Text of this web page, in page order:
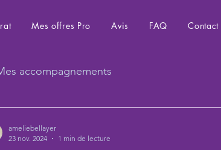
Mes offres Pro Avis FAQ Contact
accompagnements
ameliebellayer
23 nov. 2024
1 min de lecture